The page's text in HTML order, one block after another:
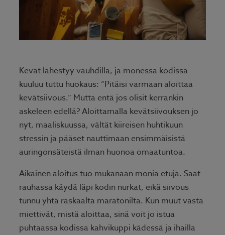
Kevät lähestyy vauhdilla, ja monessa kodissa
kuuluu tuttu huokaus: ”Pitäisi varmaan aloittaa
kevätsiivous.” Mutta entä jos olisit kerrankin
askeleen edellä? Aloittamalla kevätsiivouksen jo
nyt, maaliskuussa, vältät kiireisen huhtikuun
stressin ja pääset nauttimaan ensimmäisistä
auringonsäteistä ilman huonoa omaatuntoa.
Aikainen aloitus tuo mukanaan monia etuja. Saat
rauhassa käydä läpi kodin nurkat, eikä siivous
tunnu yhtä raskaalta maratonilta. Kun muut vasta
miettivät, mistä aloittaa, sinä voit jo istua
puhtaassa kodissa kahvikuppi kädessä ja ihailla